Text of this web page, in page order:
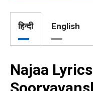
हिन्दी English
Najaa